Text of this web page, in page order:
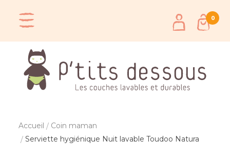
0
Accueil
Coin maman
Serviette hygiénique Nuit lavable Toudoo Natura